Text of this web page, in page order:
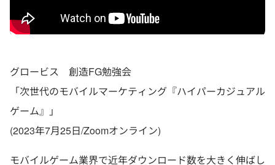
グロービス 創造FG勉強会
「次世代のモバイルマーケティング『ハイパーカジュアル
ゲーム』」
(2023年7月25日/Zoomオンライン)
モバイルゲーム業界で近年ダウンロード数を大きく伸ばし